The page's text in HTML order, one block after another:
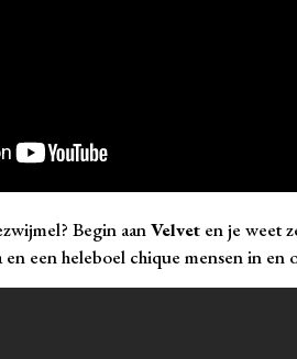
Begin aanVelvet en je weet
een heleboel chique mensen in